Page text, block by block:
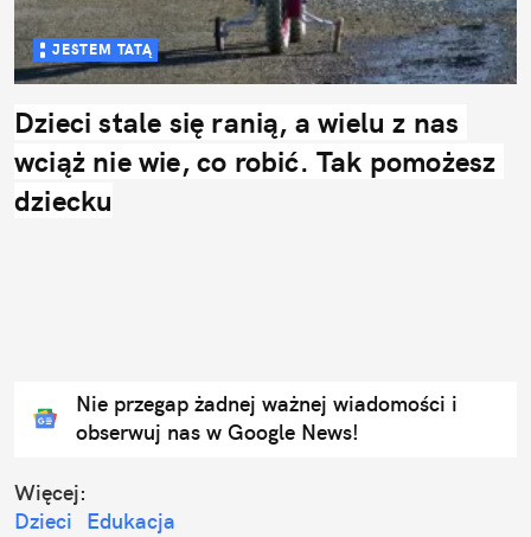
JESTEM TATĄ
Dzieci stale się ranią, a wielu z nas
wciąż nie wie, co robić. Tak pomożesz
dziecku
Nie przegap żadnej ważnej wiadomości i
obserwuj nas w Google News!
Więcej:
Dzieci
Edukacja